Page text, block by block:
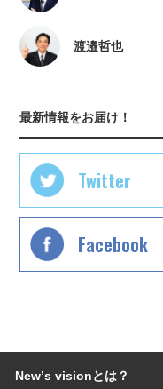
渡邉哲也
最新情報をお届け！
Twitter
Facebook
Newʼs visionとは？